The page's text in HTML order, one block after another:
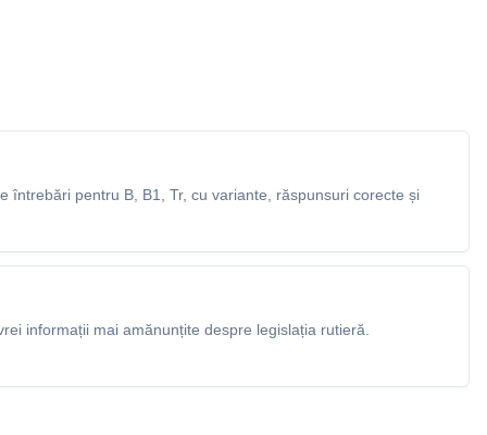
întrebări pentru B, B1, Tr, cu variante, răspunsuri corecte și
informații mai amănunțite despre legislația rutieră.